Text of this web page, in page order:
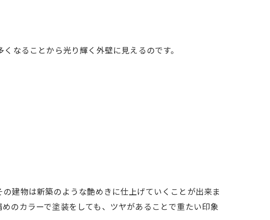
なることから光り輝く外壁に見えるのです。
建物は新築のような艶めきに仕上げていくことが出来ま
のカラーで塗装をしても、ツヤがあることで重たい印象